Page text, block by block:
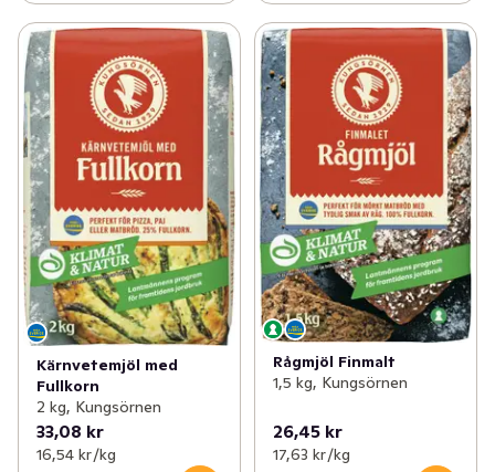
Kärnvetemjöl med
Fullkorn
2 kg, Kungsörnen
33,08 kr
16,54 kr /kg
Rågmjöl Finmalt
1,5 kg, Kungsörnen
26,45 kr
17,63 kr /kg